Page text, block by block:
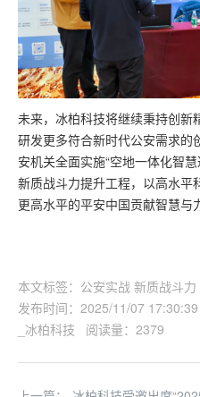
未来，冰柏科技将继续秉持创新
研发更多符合新时代公安需求的
安机关全面实施“空地一体化智
新质战斗力提升工程，以高水平
更高水平的平安中国贡献智慧与
本文标签：公安实战 新质战斗
发布时间：2025/11/07
_冰柏科技 阅读量：2379